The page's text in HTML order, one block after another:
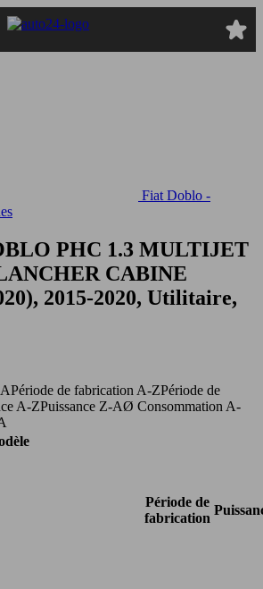
Fiat Doblo -
PHC 1.3 MULTIJET
CABINE
2015-2020, Utilitaire,
Période de fabrication A-ZPériode de
A-ZPuissance Z-AØ Consommation A-
Période de
fabrication